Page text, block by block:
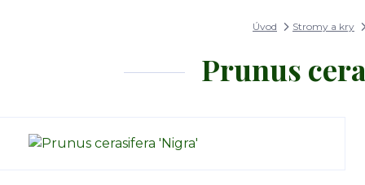
Úvod Stromy a kry
Prunus